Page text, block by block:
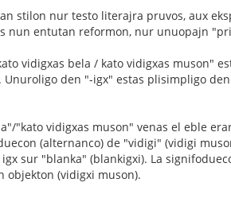
stilon nur testo literajra pruvos, aux
nun entutan reformon, nur unuopajn
vidigxas bela / kato vidigxas muson"
Unuroligo den "-igx" estas plisimpligo
"kato vidigxas muson" venas el eble
(alternanco) de "vidigi" (vidigi
sur "blanka" (blankigxi). La
objekton (vidigxi muson).